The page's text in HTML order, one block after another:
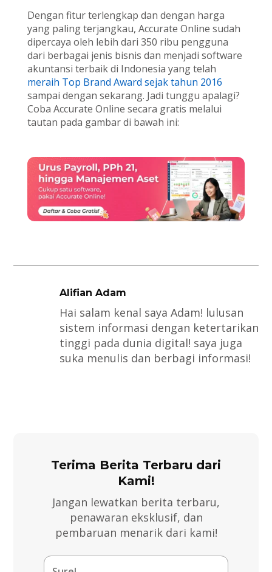
Dengan fitur terlengkap dan dengan harga
yang paling terjangkau, Accurate Online sudah
dipercaya oleh lebih dari 350 ribu pengguna
dari berbagai jenis bisnis dan menjadi software
akuntansi terbaik di Indonesia yang telah
meraih Top Brand Award sejak tahun 2016
sampai dengan sekarang. Jadi tunggu apalagi?
Coba Accurate Online secara gratis melalui
tautan pada gambar di bawah ini:
Alifian Adam
Hai salam kenal saya Adam! lulusan
sistem informasi dengan ketertarikan
tinggi pada dunia digital! saya juga
suka menulis dan berbagi informasi!
Terima Berita Terbaru dari
Kami!
Jangan lewatkan berita terbaru,
penawaran eksklusif, dan
pembaruan menarik dari kami!